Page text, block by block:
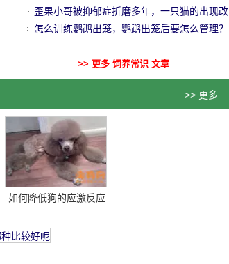
歪果小哥被抑郁症折磨多年，一只猫的出现改
变了他…
怎么训练鹦鹉出笼，鹦鹉出笼后要怎么管理？
>> 更多 饲养常识 文章
>> 更多
如何降低狗的应激反应